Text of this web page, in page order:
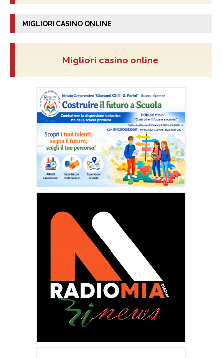
MIGLIORI CASINO ONLINE
Migliori casino online